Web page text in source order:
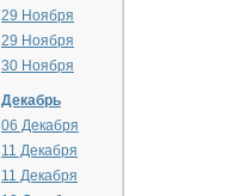
29 Ноября
29 Ноября
30 Ноября
Декабрь
06 Декабря
11 Декабря
11 Декабря